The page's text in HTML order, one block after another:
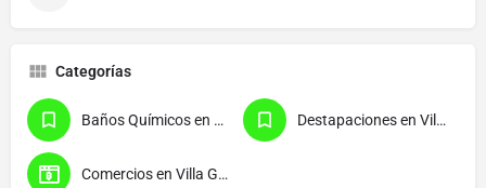
Categorías
Baños Químicos en Villa Gesell Destapaciones en Villa Gesell
Comercios en Villa Gesell